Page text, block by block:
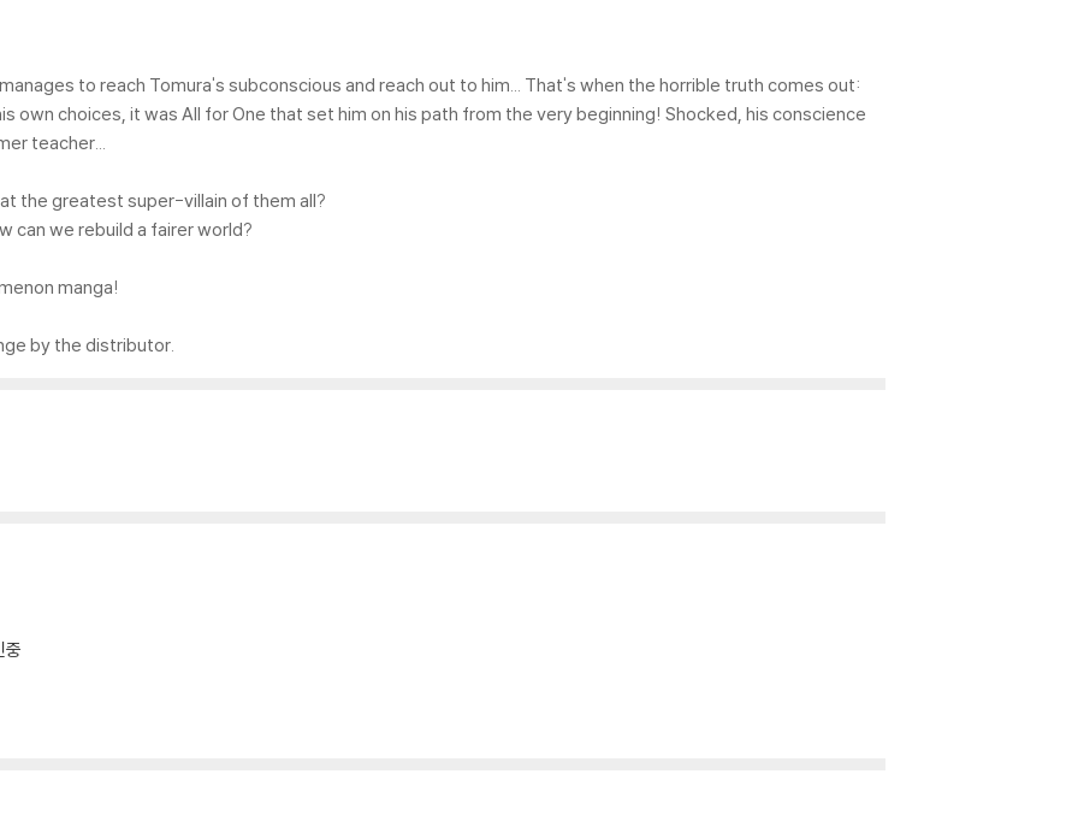
to reach Tomura's subconscious and reach out to him... That's when the horrible truth comes out:
own choices, it was All for One that set him on his path from the very beginning! Shocked, his conscience
teacher...
the greatest super-villain of them all?
can we rebuild a fairer world?
manga!
by the distributor.
중